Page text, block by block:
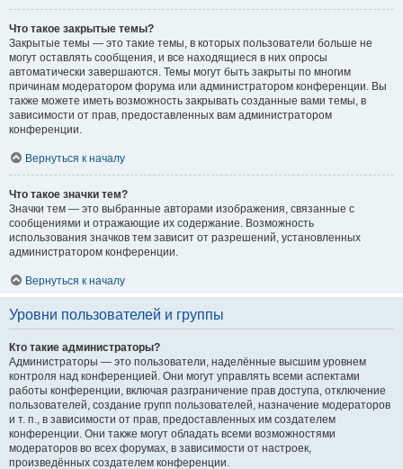
Что такое закрытые темы?
Закрытые темы — это такие темы, в которых пользователи больше не
могут оставлять сообщения, и все находящиеся в них опросы
автоматически завершаются. Темы могут быть закрыты по многим
причинам модератором форума или администратором конференции. Вы
также можете иметь возможность закрывать созданные вами темы, в
зависимости от прав, предоставленных вам администратором
конференции.
Вернуться к началу
Что такое значки тем?
Значки тем — это выбранные авторами изображения, связанные с
сообщениями и отражающие их содержание. Возможность
использования значков тем зависит от разрешений, установленных
администратором конференции.
Вернуться к началу
Уровни пользователей и группы
Кто такие администраторы?
Администраторы — это пользователи, наделённые высшим уровнем
контроля над конференцией. Они могут управлять всеми аспектами
работы конференции, включая разграничение прав доступа, отключение
пользователей, создание групп пользователей, назначение модераторов
и т. п., в зависимости от прав, предоставленных им создателем
конференции. Они также могут обладать всеми возможностями
модераторов во всех форумах, в зависимости от настроек,
произведённых создателем конференции.